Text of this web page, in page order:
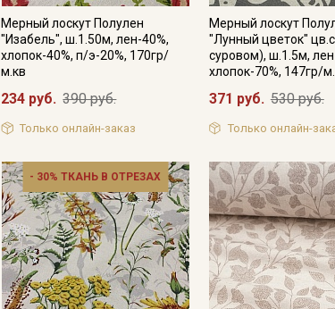
Мерный лоскут Полулен
"Изабель", ш.1.50м, лен-40%,
хлопок-40%, п/э-20%, 170гр/
м.кв
234 руб. 390 руб.
Только онлайн-заказ
Мерный лоскут
"Лунный цветок"
суровом), ш.1.5м,
хлопок-70%, 147гр/
371 руб. 530 руб.
Только онлайн-
- 30% ТКАНЬ В ОТРЕЗАХ
Секретная
Купава
промокоды и скидки
категории
Электронная почта